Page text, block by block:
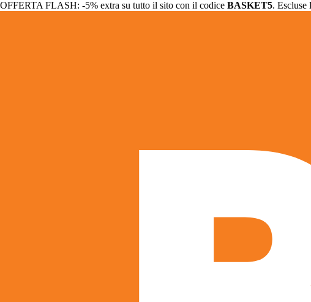
OFFERTA FLASH: -5% extra su tutto il sito con il codice BASKET5. Escluse